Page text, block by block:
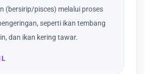
(bersirip/pisces) melalui proses
seperti ikan tembang
dan ikan kering tawar.